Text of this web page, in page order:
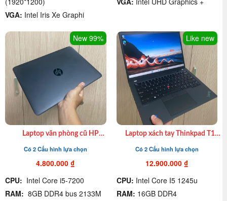
VGA: Intel Iris Xe Graphi
New 99%
Laptop văn phòng cũ HP
SSD 256GB| 14″ FHD giá rẻ
quận 4
Có 2 Cấu hình lựa chọn
4.800.000₫
CPU: Intel Core i5-7200
RAM: 8GB DDR4 bus 2133M
Like new
Laptop xách tay Thinkpad T14
SSD 256GB| 14″ FHD giá rẻ
quận 4
Có 2 Cấu hình lựa chọn
12.900.000 ₫
CPU: Intel Core I5 1245u
RAM: 16GB DDR4